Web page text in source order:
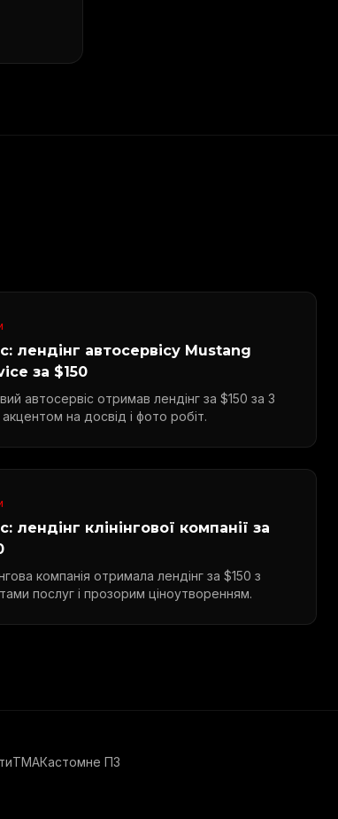
лендінг автосервісу Mustang
за $150
автосервіс отримав лендінг за $150 за 3
акцентом на досвід і фото робіт.
лендінг клінінгової компанії за
компанія отримала лендінг за $150 з
послуг і прозорим ціноутворенням.
TMAКастомне ПЗ